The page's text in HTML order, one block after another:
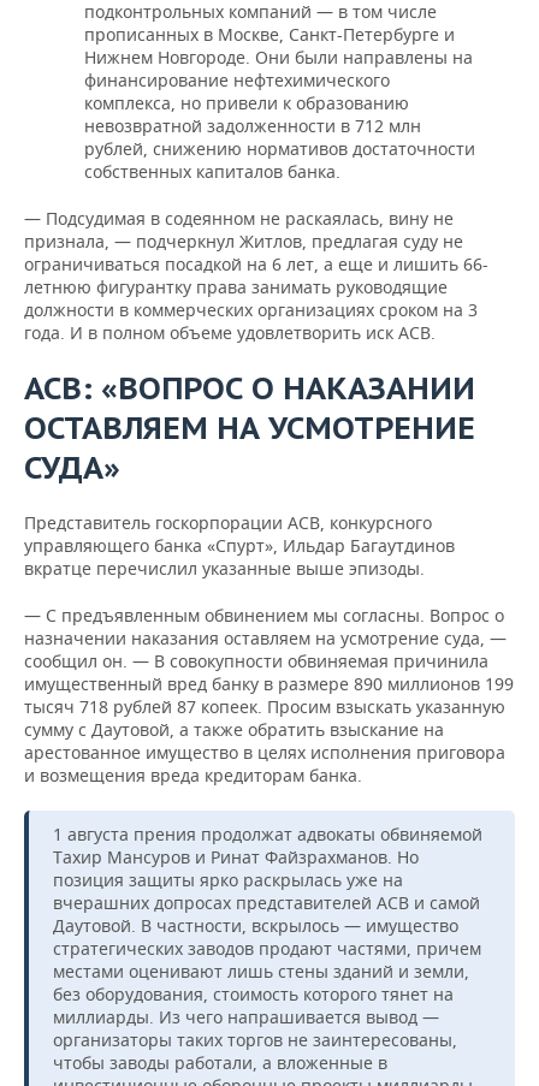
подконтрольных компаний — в том числе
прописанных в Москве, Санкт-Петербурге и
Нижнем Новгороде. Они были направлены на
финансирование нефтехимического
комплекса, но привели к образованию
невозвратной задолженности в 712 млн
рублей, снижению нормативов достаточности
собственных капиталов банка.
— Подсудимая в содеянном не раскаялась, вину не
признала, — подчеркнул Житлов, предлагая суду не
ограничиваться посадкой на 6 лет, а еще и лишить 66-
летнюю фигурантку права занимать руководящие
должности в коммерческих организациях сроком на 3
года. И в полном объеме удовлетворить иск АСВ.
АСВ: «ВОПРОС О НАКАЗАНИИ
ОСТАВЛЯЕМ НА УСМОТРЕНИЕ
СУДА»
Представитель госкорпорации АСВ, конкурсного
управляющего банка «Спурт», Ильдар Багаутдинов
вкратце перечислил указанные выше эпизоды.
— С предъявленным обвинением мы согласны. Вопрос о
назначении наказания оставляем на усмотрение суда, —
сообщил он. — В совокупности обвиняемая причинила
имущественный вред банку в размере 890 миллионов 199
тысяч 718 рублей 87 копеек. Просим взыскать указанную
сумму с Даутовой, а также обратить взыскание на
арестованное имущество в целях исполнения приговора
и возмещения вреда кредиторам банка.
1 августа прения продолжат адвокаты обвиняемой
Тахир Мансуров и Ринат Файзрахманов. Но
позиция защиты ярко раскрылась уже на
вчерашних допросах представителей АСВ и самой
Даутовой. В частности, вскрылось — имущество
стратегических заводов продают частями, причем
местами оценивают лишь стены зданий и земли,
без оборудования, стоимость которого тянет на
миллиарды. Из чего напрашивается вывод —
организаторы таких торгов не заинтересованы,
чтобы заводы работали, а вложенные в